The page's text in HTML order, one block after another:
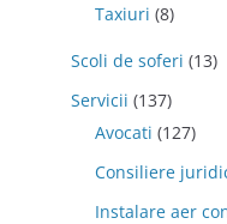
Taxiuri (8)
Scoli de soferi (13)
Servicii (137)
Avocati (127)
Consiliere
Instalare aer